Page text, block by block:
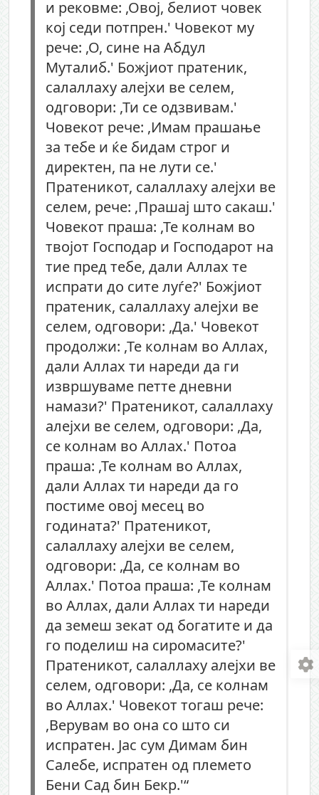
и рековме: ,Овој, белиот човек
кој седи потпрен.' Човекот му
рече: ,О, сине на Абдул
Муталиб.' Божјиот пратеник,
салаллаху алејхи ве селем,
одговори: ,Ти се одзвивам.'
Човекот рече: ,Имам прашање
за тебе и ќе бидам строг и
директен, па не лути се.'
Пратеникот, салаллаху алејхи ве
селем, рече: ,Прашај што сакаш.'
Човекот праша: ,Те колнам во
твојот Господар и Господарот на
тие пред тебе, дали Аллах те
испрати до сите луѓе?' Божјиот
пратеник, салаллаху алејхи ве
селем, одговори: ,Да.' Човекот
продолжи: ,Те колнам во Аллах,
дали Аллах ти нареди да ги
извршуваме петте дневни
намази?' Пратеникот, салаллаху
алејхи ве селем, одговори: ,Да,
се колнам во Аллах.' Потоа
праша: ,Те колнам во Аллах,
дали Аллах ти нареди да го
постиме овој месец во
годината?' Пратеникот,
салаллаху алејхи ве селем,
одговори: ,Да, се колнам во
Аллах.' Потоа праша: ,Те колнам
во Аллах, дали Аллах ти нареди
да земеш зекат од богатите и да
го поделиш на сиромасите?'
Пратеникот, салаллаху алејхи ве
селем, одговори: ,Да, се колнам
во Аллах.' Човекот тогаш рече:
,Верувам во она со што си
испратен. Јас сум Димам бин
Салебе, испратен од племето
Бени Сад бин Бекр.'“